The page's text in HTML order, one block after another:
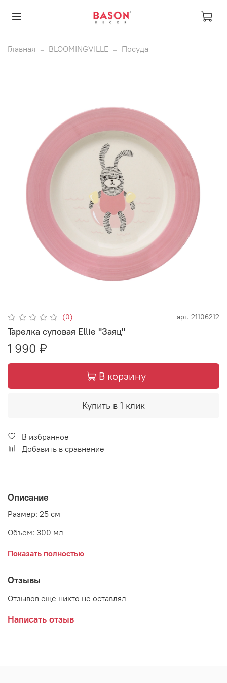
Главная BLOOMINGVILLE Посуда
(0) арт. 21106212
Тарелка суповая Ellie "Заяц"
1 990 ₽
В корзину
Купить в 1 клик
В избранное
Добавить в сравнение
Описание
Размер: 25 см
Объем: 300 мл
Материал: керамика
Показать полностью
Отзывы
Отзывов еще никто не оставлял
Написать отзыв